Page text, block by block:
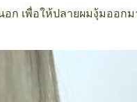
ก เพื่อให้ปลายผมงุ้มออกม